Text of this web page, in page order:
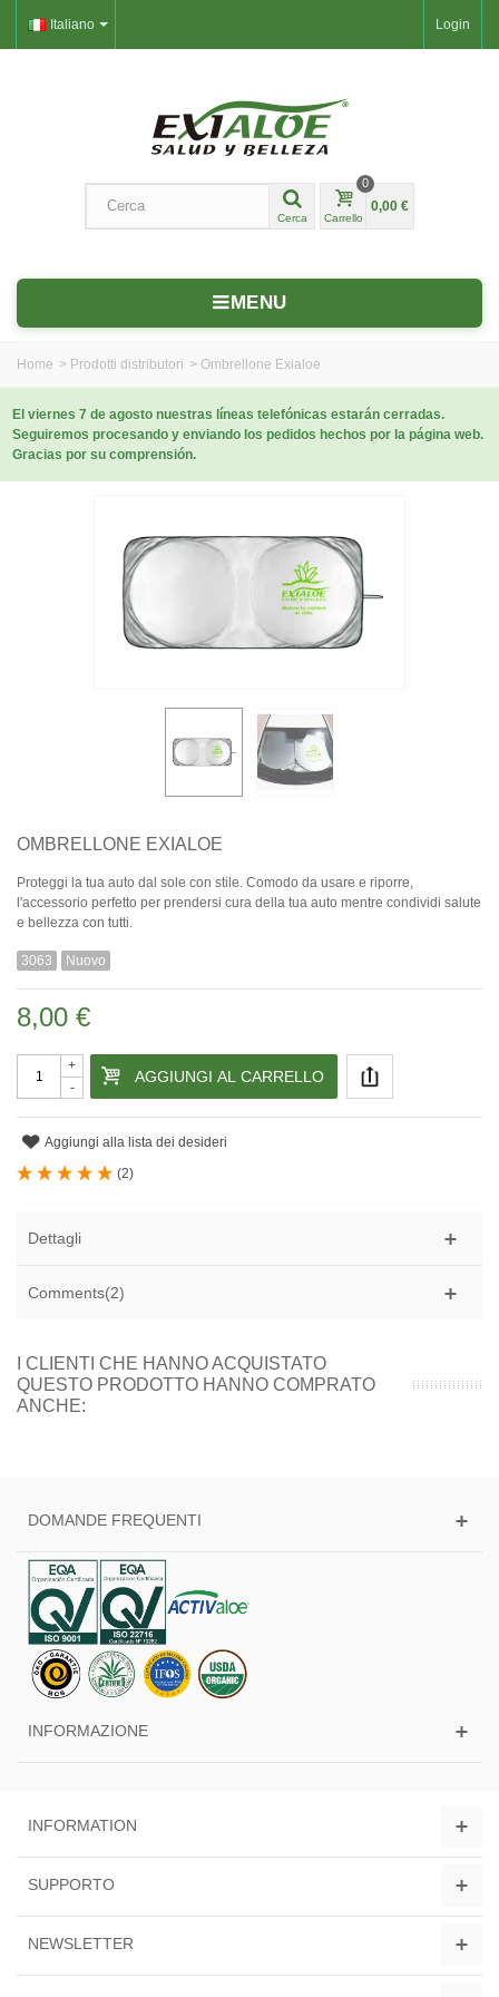
Login
Italiano
Cerca Carrello
0
0,00 €
MENU
Home > Prodotti distributori > Ombrellone Exialoe
El viernes 7 de agosto nuestras líneas telefónicas estarán cerradas.
Seguiremos procesando y enviando los pedidos hechos por la página web.
Gracias por su comprensión.
OMBRELLONE EXIALOE
Proteggi la tua auto dal sole con stile. Comodo da usare e riporre,
l'accessorio perfetto per prendersi cura della tua auto mentre condividi salute
e bellezza con tutti.
3063 Nuovo
8,00 €
-
+
AGGIUNGI AL CARRELLO
Aggiungi alla lista dei desideri
(2)
Dettagli
Comments(2)
I CLIENTI CHE HANNO ACQUISTATO
QUESTO PRODOTTO HANNO COMPRATO
ANCHE:
DOMANDE FREQUENTI
INFORMAZIONE
INFORMATION
SUPPORTO
NEWSLETTER